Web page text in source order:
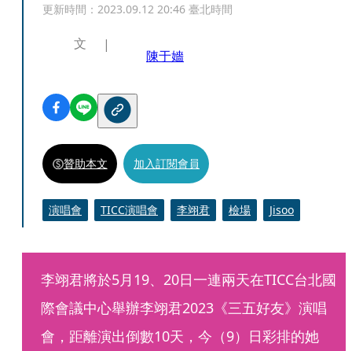
更新時間： 2023.09.12 20:46 臺北時間
文
陳于嬙
贊助本文 加入訂閱會員
演唱會 TICC演唱會 李翊君 檢場 Jisoo
李翊君將於5月19、20日一連兩天在TICC台北國
際會議中心舉辦李翊君2023《三五好友》演唱
會，距離演出倒數10天，今（9）日彩排的她